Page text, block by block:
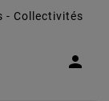
- Collectivités
